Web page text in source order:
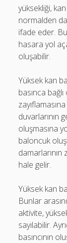
yüksekliği,
normalden
ifade eder.
hasara yol
oluşabilir.
Yüksek kan
basınca
duvarlarının
oluşmasına
baloncuk
hale gelir.
Yüksek kan
Bunlar
aktivite,
sayılabilir.
basıncının